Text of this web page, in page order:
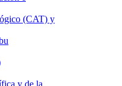
(CAT) y